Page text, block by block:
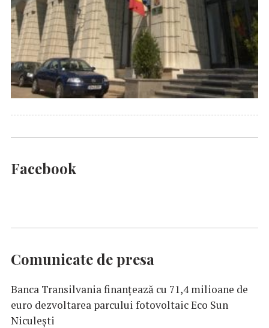
Facebook
Comunicate de presa
Banca Transilvania finanțează cu 71,4 milioane de
euro dezvoltarea parcului fotovoltaic Eco Sun
Niculești